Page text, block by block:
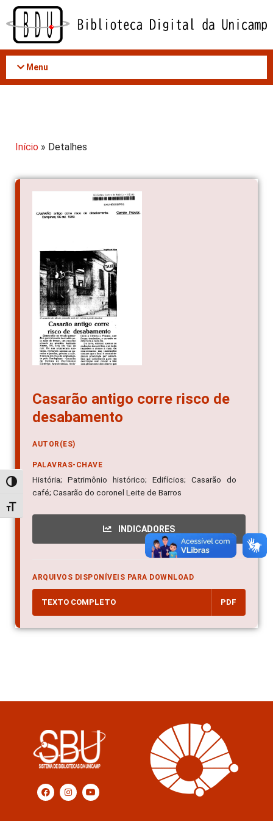
Acessar
conteúdo
Alternar alto contraste
Alternar tamanho da fonte
Menu
Início » Detalhes
Casarão antigo corre risco de
desabamento
AUTOR(ES)
PALAVRAS-CHAVE
História; Patrimônio histórico; Edifícios; Casarão do
café; Casarão do coronel Leite de Barros
INDICADORES
ARQUIVOS DISPONÍVEIS PARA DOWNLOAD
TEXTO COMPLETO PDF